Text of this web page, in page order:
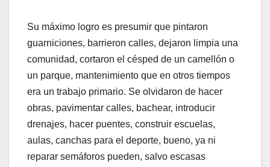
Su máximo logro es presumir que pintaron
guarniciones, barrieron calles, dejaron limpia una
comunidad, cortaron el césped de un camellón o
un parque, mantenimiento que en otros tiempos
era un trabajo primario. Se olvidaron de hacer
obras, pavimentar calles, bachear, introducir
drenajes, hacer puentes, construir escuelas,
aulas, canchas para el deporte, bueno, ya ni
reparar semáforos pueden, salvo escasas